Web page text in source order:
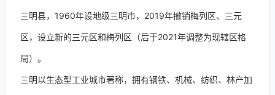
三明县，1960年设地级三明市，2019年撤销梅列区、三元
区，设立新的三元区和梅列区（后于2021年调整为现辖区格
局）。
三明以生态型工业城市著称，拥有钢铁、机械、纺织、林产加